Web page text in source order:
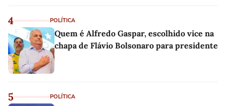
4 POLÍTICA
Quem é Alfredo Gaspar, escolhido vice na
chapa de Flávio Bolsonaro para presidente
5 POLÍTICA